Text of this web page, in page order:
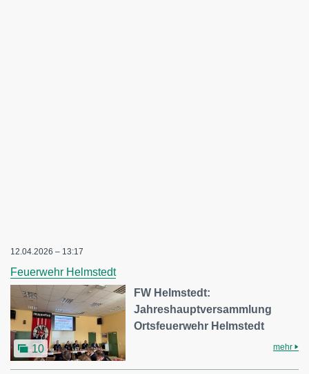
12.04.2026 – 13:17
Feuerwehr Helmstedt
10
FW Helmstedt:
Jahreshauptversammlung
Ortsfeuerwehr Helmstedt
mehr